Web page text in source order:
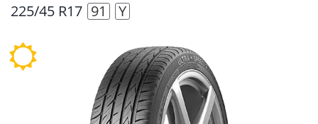
225/45 R17 91 Y